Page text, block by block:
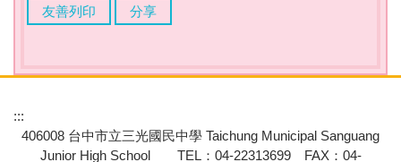
友善列印 分享
:::
406008 台中市立三光國民中學 Taichung Municipal Sanguang
Junior High School TEL：04-22313699 FAX：04-